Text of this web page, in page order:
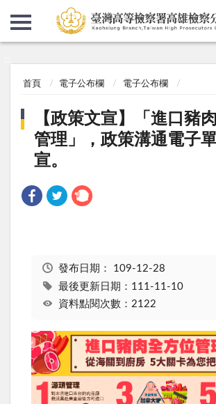
首頁 電子公布欄 電子公布欄
【政策文宣】「進口豬
管理」，政策溝通電子
宣。
發布日期： 109-12-28
最後更新日期：111-11-10
資料點閱次數：2122